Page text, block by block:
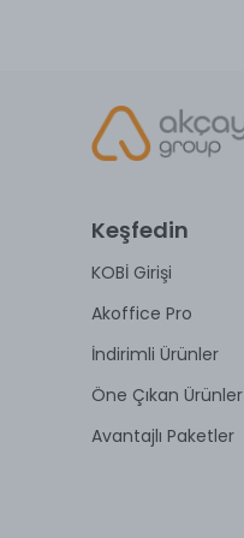
Keşfedin
KOBİ Girişi
Akoffice Pro
İndirimli Ürünler
Öne Çıkan Ürünler
Avantajlı Paketler